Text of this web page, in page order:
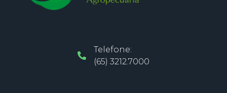
Telefone:
(65) 3212.7000